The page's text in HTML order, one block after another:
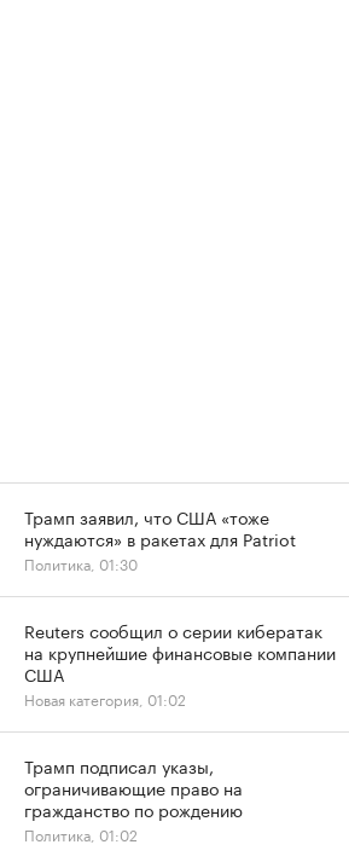
Трамп заявил, что США «тоже
нуждаются» в ракетах для Patriot
Политика, 01:30
Reuters сообщил о серии кибератак
на крупнейшие финансовые компании
США
Новая категория, 01:02
Трамп подписал указы,
ограничивающие право на
гражданство по рождению
Политика, 01:02